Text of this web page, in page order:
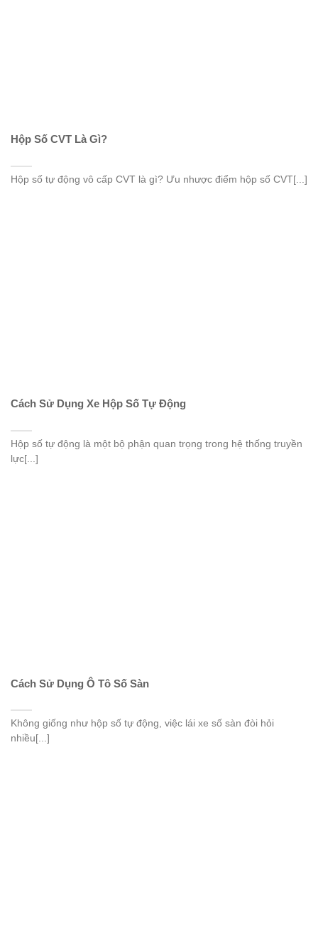
Hộp Số CVT Là Gì?
Hộp số tự động vô cấp CVT là gì? Ưu nhược điểm hộp số CVT[...]
Cách Sử Dụng Xe Hộp Số Tự Động
Hộp số tự động là một bộ phận quan trọng trong hệ thống truyền
lực[...]
Cách Sử Dụng Ô Tô Số Sàn
Không giống như hộp số tự động, việc lái xe số sàn đòi hỏi
nhiều[...]